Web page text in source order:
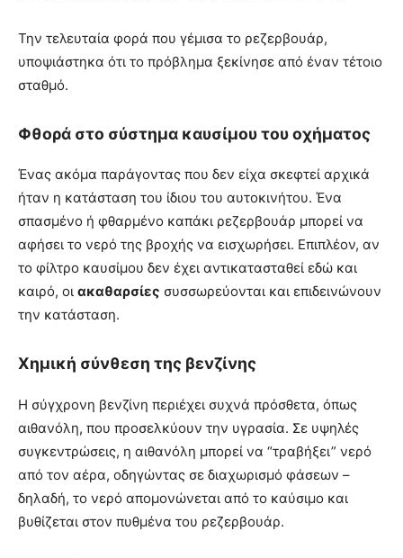
Την τελευταία φορά που γέμισα το ρεζερβουάρ,
υποψιάστηκα ότι το πρόβλημα ξεκίνησε από έναν τέτοιο
σταθμό.
Φθορά στο σύστημα καυσίμου του οχήματος
Ένας ακόμα παράγοντας που δεν είχα σκεφτεί αρχικά
ήταν η κατάσταση του ίδιου του αυτοκινήτου. Ένα
σπασμένο ή φθαρμένο καπάκι ρεζερβουάρ μπορεί να
αφήσει το νερό της βροχής να εισχωρήσει. Επιπλέον, αν
το φίλτρο καυσίμου δεν έχει αντικατασταθεί εδώ και
καιρό, οι ακαθαρσίες συσσωρεύονται και επιδεινώνουν
την κατάσταση.
Χημική σύνθεση της βενζίνης
Η σύγχρονη βενζίνη περιέχει συχνά πρόσθετα, όπως
αιθανόλη, που προσελκύουν την υγρασία. Σε υψηλές
συγκεντρώσεις, η αιθανόλη μπορεί να “τραβήξει” νερό
από τον αέρα, οδηγώντας σε διαχωρισμό φάσεων –
δηλαδή, το νερό απομονώνεται από το καύσιμο και
βυθίζεται στον πυθμένα του ρεζερβουάρ.